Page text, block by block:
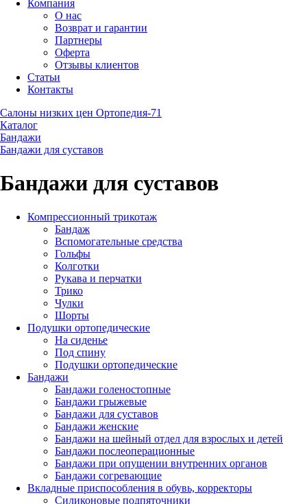
Компания
О нас
Возврат и гарантии
Партнеры
Оферта
Отзывы клиентов
Статьи
Контакты
Салоны низких цен Ортопедия-71
Каталог
Бандажи
Бандажи для суставов
Бандажи для суставов
Компрессионный трикотаж
Бандаж
Вспомогательные средства
Гольфы
Колготки
Рукава и перчатки
Трико
Чулки
Шорты
Подушки ортопедические
На сиденье
Под спину
Подушки ортопедические
Бандажи
Бандажи голеностопные
Бандажи грыжевые
Бандажи для суставов
Бандажи женские
Бандажи на шейный отдел для взрослых и детей
Бандажи послеоперационные
Бандажи при опущении внутренних органов
Бандажи согревающие
Вкладные приспособления в обувь, корректоры
Силиконовые подпяточники